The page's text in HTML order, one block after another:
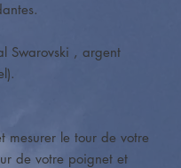
Swarovski , argent
mesurer le tour de votre
de votre poignet et